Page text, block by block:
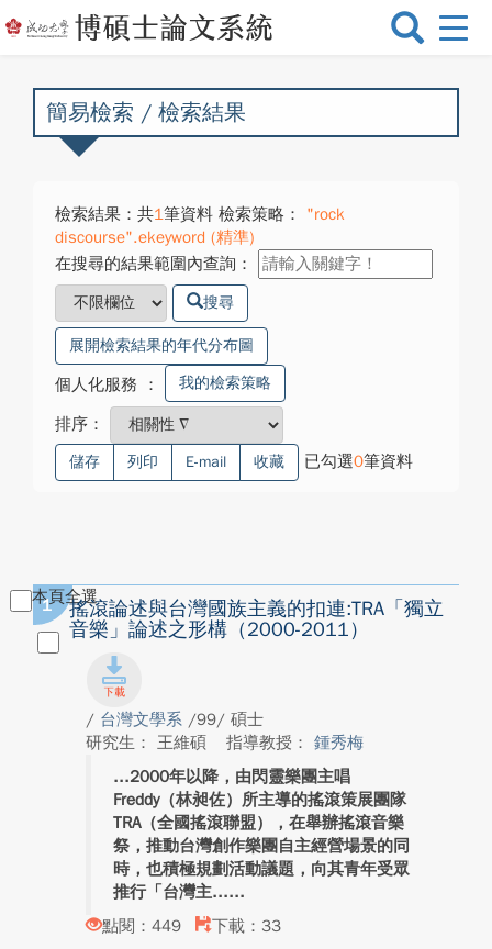
選
換
簡易檢索 / 檢索結果
檢索結果：共1筆資料 檢索策略：
"rock
discourse".ekeyword (精準)
在搜尋的結果範圍內查詢：
搜尋
展開檢索結果的年代分布圖
個人化服務 ： 我的檢索策略
排序：
儲存 列印 E-mail 收藏 已勾選0筆資料
本頁全選
1
搖滾論述與台灣國族主義的扣連:TRA「獨立
音樂」論述之形構（2000-2011）
/ 台灣文學系 /99/ 碩士
研究生： 王維碩
指導教授： 鍾秀梅
2000年以降，由閃靈樂團主唱
Freddy（林昶佐）所主導的搖滾策展團隊
TRA（全國搖滾聯盟），在舉辦搖滾音樂
祭，推動台灣創作樂團自主經營場景的同
時，也積極規劃活動議題，向其青年受眾
推行「台灣主...
點閱：449
下載：33